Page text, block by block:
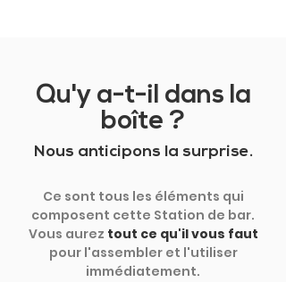
Qu'y a-t-il dans la
boîte ?
Nous anticipons la surprise.
Ce sont tous les éléments qui
composent cette Station de bar.
Vous aurez tout ce qu'il vous faut
pour l'assembler et l'utiliser
immédiatement.